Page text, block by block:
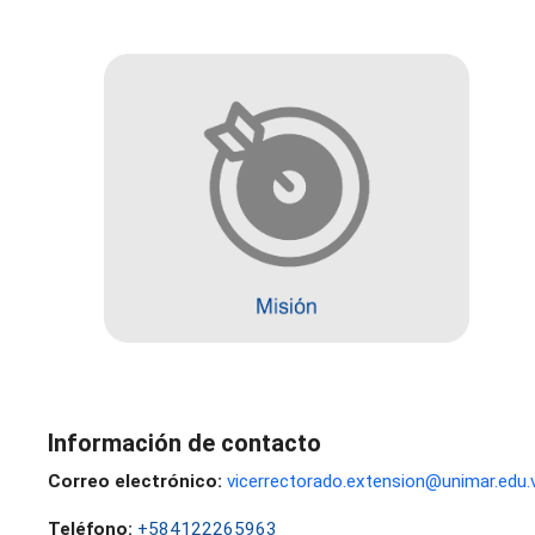
Información de contacto
Correo electrónico:
Teléfono: +584122265963